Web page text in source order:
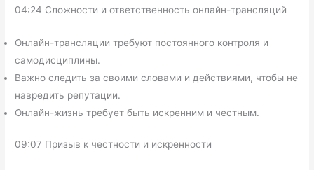
04:24 Сложности и ответственность онлайн-трансляций
Онлайн-трансляции требуют постоянного контроля и
самодисциплины.
Важно следить за своими словами и действиями, чтобы не
навредить репутации.
Онлайн-жизнь требует быть искренним и честным.
09:07 Призыв к честности и искренности